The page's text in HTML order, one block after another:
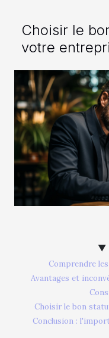
Choisir le
votre
Comprendre
Avantages et
Choisir le bon
Conclusion :